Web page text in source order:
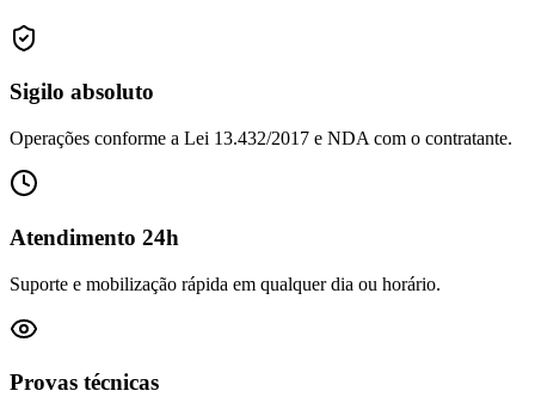
Sigilo absoluto
Operações conforme a Lei 13.432/2017 e NDA com o contratante.
Atendimento 24h
Suporte e mobilização rápida em qualquer dia ou horário.
Provas técnicas